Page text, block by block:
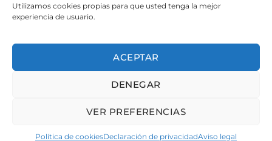
Utilizamos cookies propias para que usted tenga la mejor
experiencia de usuario.
ACEPTAR
DENEGAR
VER PREFERENCIAS
Política de cookiesDeclaración de privacidadAviso legal
Política de Venta y Cancelación/Devolución
Visa PayPal MasterCard